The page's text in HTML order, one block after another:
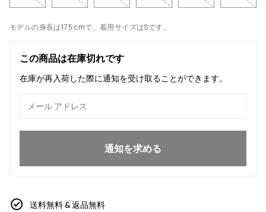
モデルの身長は175 cmで、着用サイズはSです。
この商品は在庫切れです
在庫が再入荷した際に通知を受け取ることができます。
通知を求める
送料無料 & 返品無料